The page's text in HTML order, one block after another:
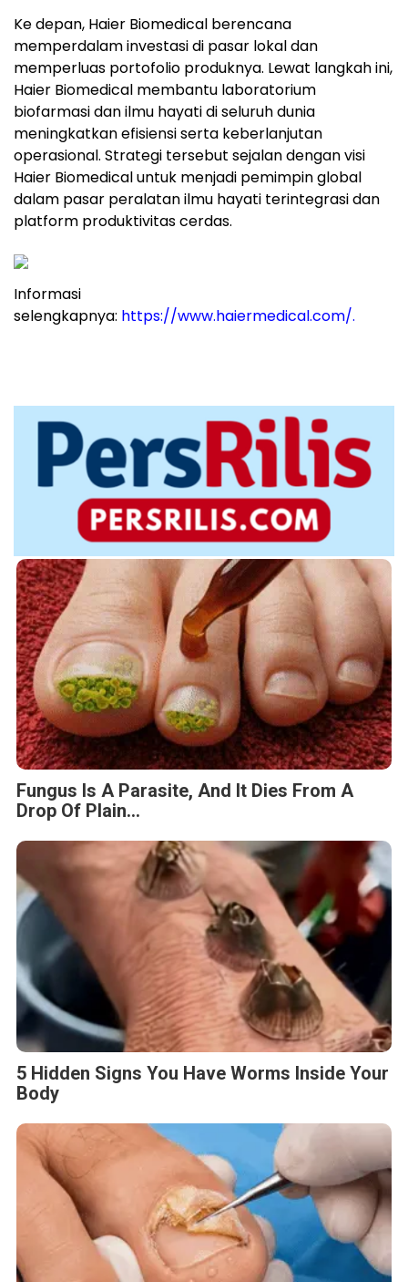
Ke depan, Haier Biomedical berencana
memperdalam investasi di pasar lokal dan
memperluas portofolio produknya. Lewat langkah ini,
Haier Biomedical membantu laboratorium
biofarmasi dan ilmu hayati di seluruh dunia
meningkatkan efisiensi serta keberlanjutan
operasional. Strategi tersebut sejalan dengan visi
Haier Biomedical untuk menjadi pemimpin global
dalam pasar peralatan ilmu hayati terintegrasi dan
platform produktivitas cerdas.
Informasi
selengkapnya: https://www.haiermedical.com/.
Fungus Is A Parasite, And It Dies From A
Drop Of Plain...
5 Hidden Signs You Have Worms Inside Your
Body